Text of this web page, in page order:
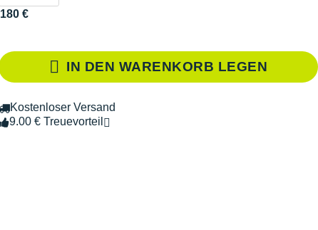
180 €
IN DEN WARENKORB LEGEN
Kostenloser Versand
9.00 € Treuevorteil